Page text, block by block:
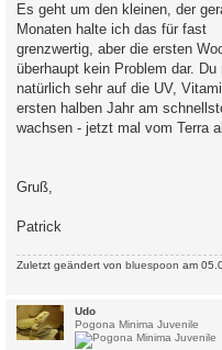
t
r
g
Es geht um den kleinen, der
Monaten halte ich das für fast
grenzwertig, aber die ersten
überhaupt kein Problem dar. Du
natürlich sehr auf die UV,
ersten halben Jahr am
wachsen - jetzt mal vom Terra
Gruß,
Patrick
Zuletzt geändert von bluespoon am
Udo
Pogona Minima Juvenile